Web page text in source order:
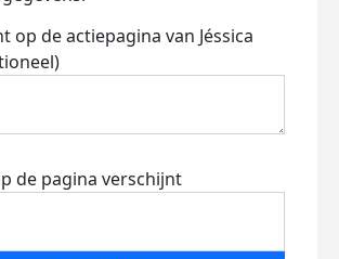
op de actiepagina van Jéssica
de pagina verschijnt